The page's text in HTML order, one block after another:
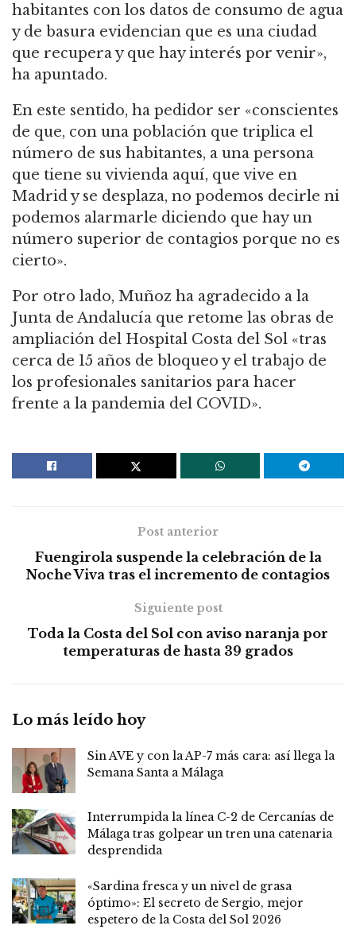
habitantes con los datos de consumo de agua
y de basura evidencian que es una ciudad
que recupera y que hay interés por venir»,
ha apuntado.
En este sentido, ha pedidor ser «conscientes
de que, con una población que triplica el
número de sus habitantes, a una persona
que tiene su vivienda aquí, que vive en
Madrid y se desplaza, no podemos decirle ni
podemos alarmarle diciendo que hay un
número superior de contagios porque no es
cierto».
Por otro lado, Muñoz ha agradecido a la
Junta de Andalucía que retome las obras de
ampliación del Hospital Costa del Sol «tras
cerca de 15 años de bloqueo y el trabajo de
los profesionales sanitarios para hacer
frente a la pandemia del COVID».
Post anterior
Fuengirola suspende la celebración de la
Noche Viva tras el incremento de contagios
Siguiente post
Toda la Costa del Sol con aviso naranja por
temperaturas de hasta 39 grados
Lo más leído hoy
Sin AVE y con la AP-7 más cara: así llega la
Semana Santa a Málaga
Interrumpida la línea C-2 de Cercanías de
Málaga tras golpear un tren una catenaria
desprendida
«Sardina fresca y un nivel de grasa
óptimo»: El secreto de Sergio, mejor
espetero de la Costa del Sol 2026